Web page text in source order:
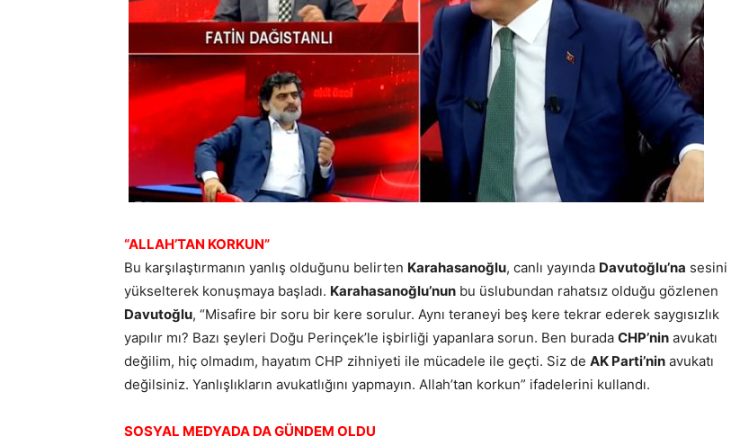
“ALLAH’TAN KORKUN”
Bu karşılaştırmanın yanlış olduğunu belirten Karahasanoğlu, canlı yayında Davutoğlu’na sesini
yükselterek konuşmaya başladı. Karahasanoğlu’nun bu üslubundan rahatsız olduğu gözlenen
Davutoğlu, “Misafire bir soru bir kere sorulur. Aynı teraneyi beş kere tekrar ederek saygısızlık
yapılır mı? Bazı şeyleri Doğu Perinçek’le işbirliği yapanlara sorun. Ben burada CHP’nin avukatı
değilim, hiç olmadım, hayatım CHP zihniyeti ile mücadele ile geçti. Siz de AK Parti’nin avukatı
değilsiniz. Yanlışlıkların avukatlığını yapmayın. Allah’tan korkun” ifadelerini kullandı.
SOSYAL MEDYADA DA GÜNDEM OLDU